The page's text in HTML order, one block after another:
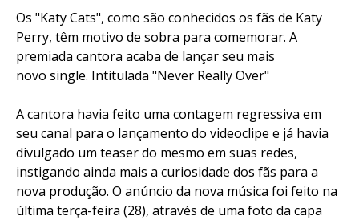
Os "Katy Cats", como são conhecidos os fãs de Katy
Perry, têm motivo de sobra para comemorar. A
premiada cantora acaba de lançar seu mais
novo single. Intitulada "Never Really Over"
A cantora havia feito uma contagem regressiva em
seu canal para o lançamento do videoclipe e já havia
divulgado um teaserdo mesmo em suas redes,
instigando ainda mais a curiosidade dos fãs para a
nova produção. O anúncio da nova música foi feito na
última terça-feira (28), através de uma foto da capa